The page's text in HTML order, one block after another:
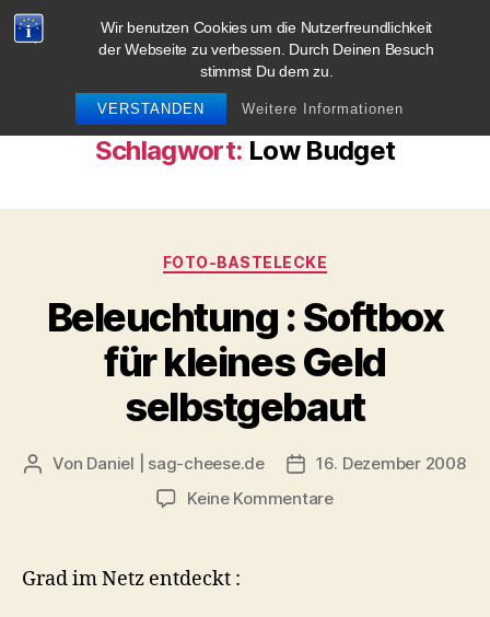
Wir benutzen Cookies um die Nutzerfreundlichkeit
der Webseite zu verbessen. Durch Deinen Besuch
stimmst Du dem zu.
VERSTANDEN Weitere Informationen
blog.sag-cheese.de
Schlagwort: Low Budget
Kategorien
FOTO-BASTELECKE
Beleuchtung : Softbox
für kleines Geld
selbstgebaut
Beitragsautor
Von Daniel | sag-cheese.de Beitragsdatum
16. Dezember 2008
Keine Kommentarezu
Grad im Netz entdeckt :